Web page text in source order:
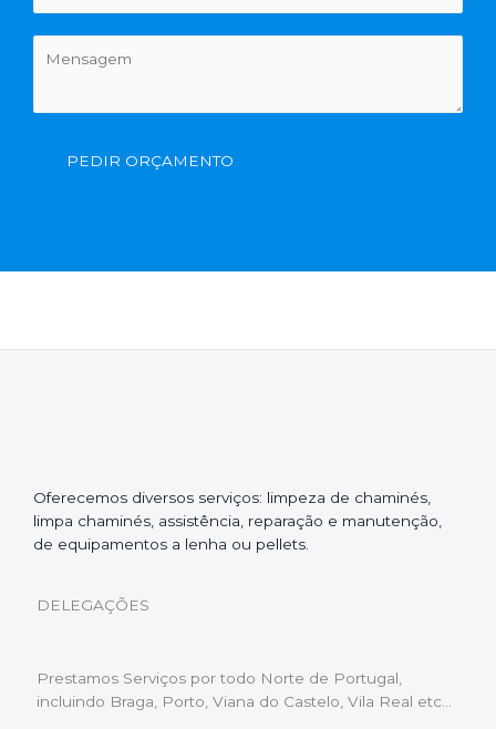
PEDIR ORÇAMENTO
Oferecemos diversos serviços: limpeza de chaminés,
limpa chaminés, assistência, reparação e manutenção,
de equipamentos a lenha ou pellets.
DELEGAÇÕES
Prestamos Serviços por todo Norte de Portugal,
incluindo Braga, Porto, Viana do Castelo, Vila Real etc…